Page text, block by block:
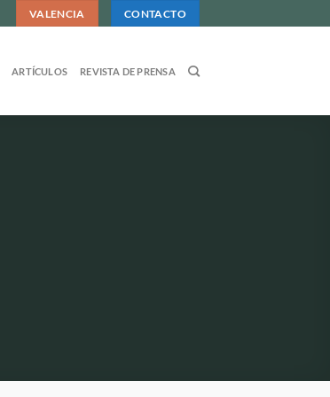
VALENCIA CONTACTO
ARTÍCULOS REVISTA DE PRENSA